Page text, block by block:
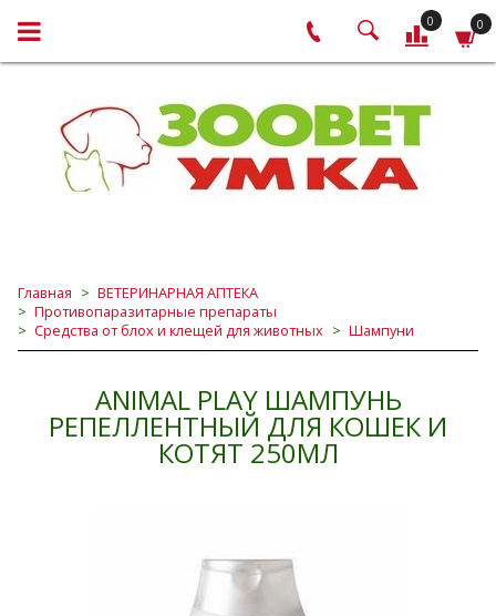
0 0
Главная
ВЕТЕРИНАРНАЯ АПТЕКА
Противопаразитарные препараты
Средства от блох и клещей для животных
Шампуни
ANIMAL PLAY ШАМПУНЬ
РЕПЕЛЛЕНТНЫЙ ДЛЯ КОШЕК И
КОТЯТ 250МЛ